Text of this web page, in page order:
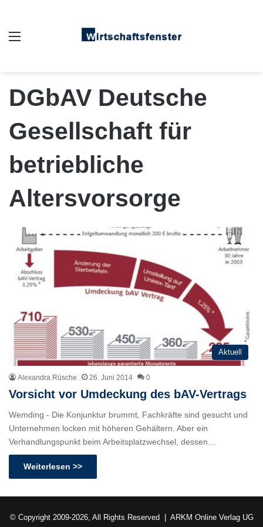
DGbAV Deutsche
Gesellschaft für
betriebliche
Altersvorsorge
Aktuell
Alexandra Rüsche 26. Juni 2014 0
Vorsicht vor Umdeckung des bAV-Vertrags
Wemding - Die Konjunktur brummt, Fachkräfte sind gesucht und
Unternehmen locken mit höheren Gehältern. Aber ein
Verhandlungspunkt beim Arbeitsplatzwechsel, dessen…
Weiterlesen >>
© Copyright 2009-2026, All Rights Reserved | ARKM Online Verlag UG